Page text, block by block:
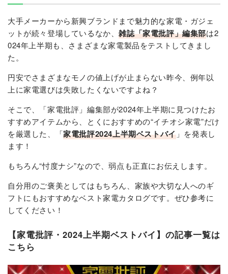
大手メーカーから新興ブランドまで魅力的な家電・ガジェ
ットが続々登場しているなか、雑誌「家電批評」編集部は2
024年上半期も、さまざまな家電製品をテストしてきまし
た。
円安でさまざまなモノの値上げが止まらない昨今、例年以
上に家電選びは失敗したくないですよね？
そこで、「家電批評」編集部が2024年上半期に見つけたお
すすめアイテムから、とくにおすすめの“イチオシ家電”だけ
を厳選した、「家電批評2024上半期ベストバイ」を発表し
ます！
もちろん“忖度ナシ”なので、弱点も正直にお伝えします。
自分用のご褒美としてはもちろん、家族や大切な人へのギ
フトにもおすすめなベスト家電カタログです。ぜひ参考に
してください！
【家電批評・2024上半期ベストバイ】の記事一覧は
こちら